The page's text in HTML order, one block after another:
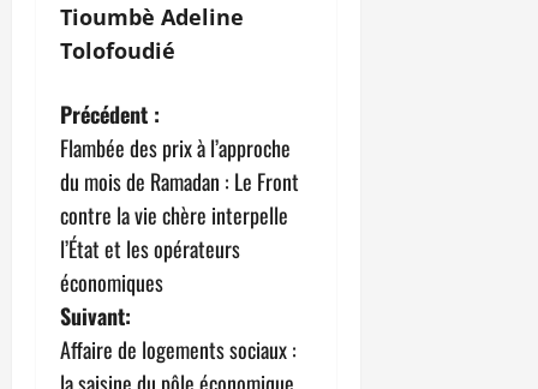
Tioumbè Adeline
Tolofoudié
N
a
v
i
g
a
Précédent :
Flambée des prix à l’approche
du mois de Ramadan : Le Front
contre la vie chère interpelle
l’État et les opérateurs
économiques
Suivant:
Affaire de logements sociaux :
la saisine du pôle économique